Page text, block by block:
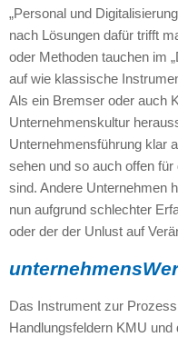
„Personal und
nach Lösungen dafür trifft
oder Methoden tauchen im
auf wie klassische
Als ein Bremser oder auch
Unternehmenskultur
Unternehmensführung klar
sehen und so auch offen
sind. Andere Unternehmen
nun aufgrund schlechter
oder der der Unlust auf
Das Instrument zur
Handlungsfeldern KMU